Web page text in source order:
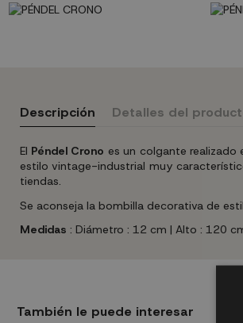
Descripción Detalles del
El Péndel Crono es un colgante
estilo vintage-industrial muy
tiendas.
Se aconseja la bombilla decorativa de
Medidas : Diámetro : 12 cm | Alto : 120
También le puede interesar